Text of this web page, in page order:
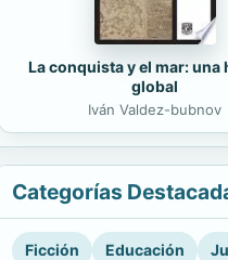
La conquista y el mar: una
global
Iván Valdez-bubnov
Categorías
Ficción Educación